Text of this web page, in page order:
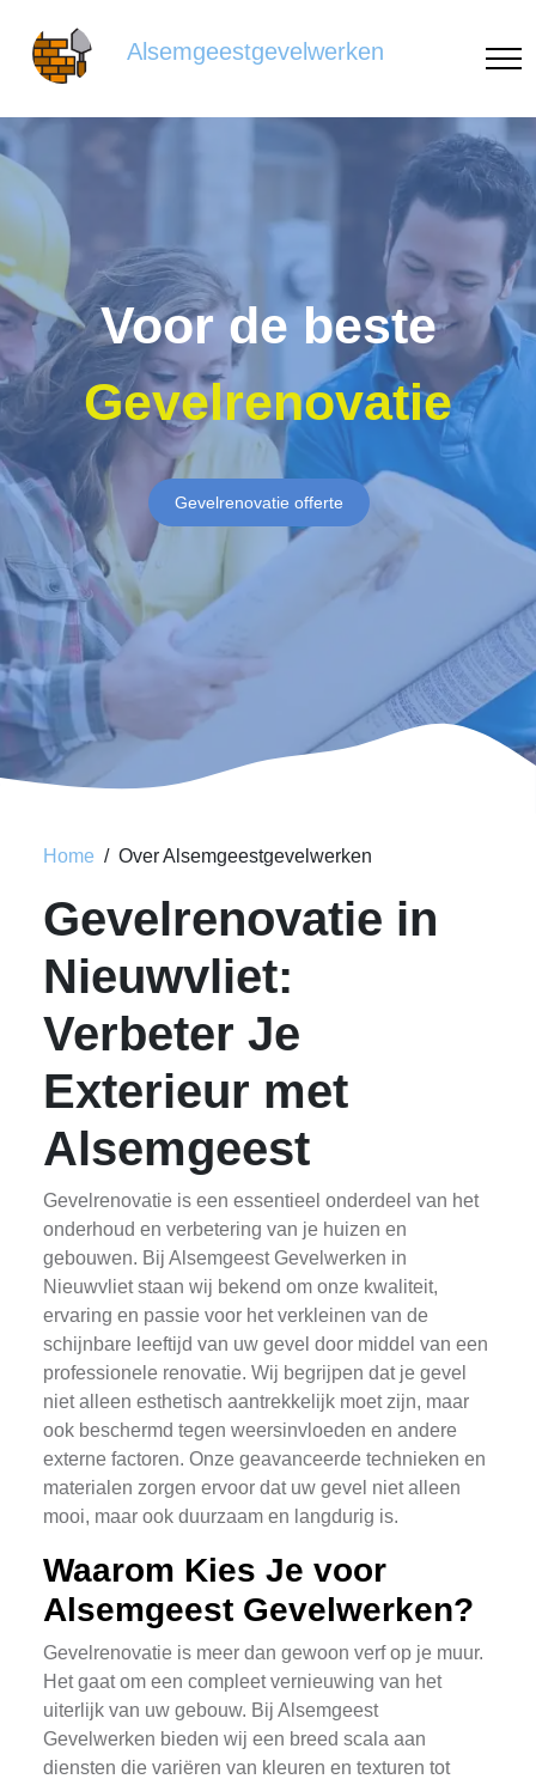
Alsemgeestgevelwerken
Voor de beste
Gevelrenovatie
Gevelrenovatie offerte
Home Over Alsemgeestgevelwerken
Gevelrenovatie in
Nieuwvliet:
Verbeter Je
Exterieur met
Alsemgeest
Gevelrenovatie is een essentieel onderdeel van het
onderhoud en verbetering van je huizen en
gebouwen. Bij Alsemgeest Gevelwerken in
Nieuwvliet staan wij bekend om onze kwaliteit,
ervaring en passie voor het verkleinen van de
schijnbare leeftijd van uw gevel door middel van een
professionele renovatie. Wij begrijpen dat je gevel
niet alleen esthetisch aantrekkelijk moet zijn, maar
ook beschermd tegen weersinvloeden en andere
externe factoren. Onze geavanceerde technieken en
materialen zorgen ervoor dat uw gevel niet alleen
mooi, maar ook duurzaam en langdurig is.
Waarom Kies Je voor
Alsemgeest Gevelwerken?
Gevelrenovatie is meer dan gewoon verf op je muur.
Het gaat om een compleet vernieuwing van het
uiterlijk van uw gebouw. Bij Alsemgeest
Gevelwerken bieden wij een breed scala aan
diensten die variëren van kleuren en texturen tot